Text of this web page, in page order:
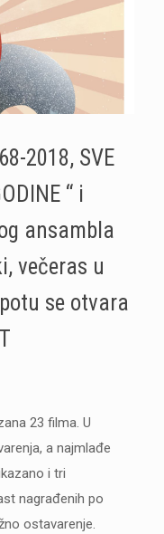
2018, SVE
“ i
ansambla
večeras u
se otvara
23 filma. U
a najmlađe
i tri
nagrađenih po
ostavarenje.